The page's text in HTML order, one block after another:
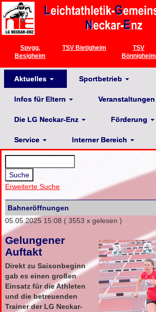
Spvgg.
Besigheim
TSV Bietigheim
TSV
Bönnigheim
Aktuelles Sportbetrieb
Infos für Eltern Veranstaltungen
Die LG Neckar-Enz Förderung
Service Interner Bereich
Erweiterte Suche
Bahneröffnungen
05.05.2025 15:08 ( 3553 x gelesen )
Gelungener
Auftakt
Direkt zu Saisonbeginn
gab es einen großen
Einsatz für die Athleten
und die betreuenden
Trainer der LG Neckar-